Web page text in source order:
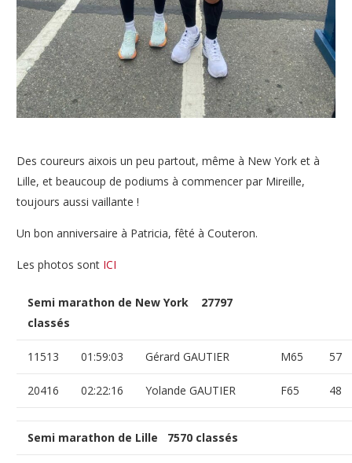
Des coureurs aixois un peu partout, même à New York et à
Lille, et beaucoup de podiums à commencer par Mireille,
toujours aussi vaillante !
Un bon anniversaire à Patricia, fêté à Couteron.
Les photos sont ICI
Semi marathon de New York 27797
classés
11513 01:59:03 Gérard GAUTIER M65 57
20416 02:22:16 Yolande GAUTIER F65 48
Semi marathon de Lille 7570 classés